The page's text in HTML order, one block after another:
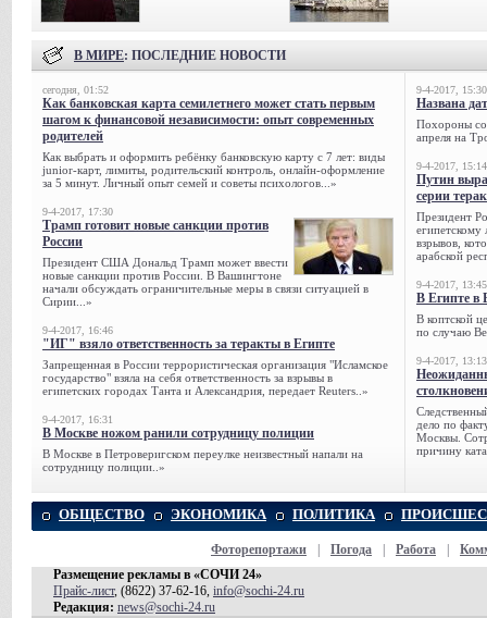
В МИРЕ: ПОСЛЕДНИЕ НОВОСТИ
сегодня, 01:52
Как банковская карта семилетнего может стать первым
шагом к финансовой независимости: опыт современных
родителей
Как выбрать и оформить ребёнку банковскую карту с 7 лет: виды
junior-карт, лимиты, родительский контроль, онлайн-оформление
за 5 минут. Личный опыт семей и советы психологов...»
9-4-2017, 17:30
Трамп готовит новые санкции против
России
Президент США Дональд Трамп может ввести
новые санкции против России. В Вашингтоне
начали обсуждать ограничительные меры в связи ситуацией в
Сирии...»
9-4-2017, 16:46
"ИГ" взяло ответственность за теракты в Египте
Запрещенная в России террористическая организация "Исламское
государство" взяла на себя ответственность за взрывы в
египетских городах Танта и Александрия, передает Reuters..»
9-4-2017, 16:31
В Москве ножом ранили сотрудницу полиции
В Москве в Петроверигском переулке неизвестный напали на
сотрудницу полиции..»
9-4-2017, 15:30
Названа
Похороны
апреля на
9-4-2017, 15:14
Путин
серии
Президент
египетскому
взрывов,
арабской
9-4-2017, 13:45
В Египте в
В коптской
по случаю
9-4-2017, 13:13
дело по
Москвы.
причину
ОБЩЕСТВО ЭКОНОМИКА ПОЛИТИКА
Фоторепортажи Погода Работа
Размещение рекламы в «СОЧИ 24»
Прайс-лист, (8622) 37-62-16, info@sochi-24.ru
Редакция: news@sochi-24.ru